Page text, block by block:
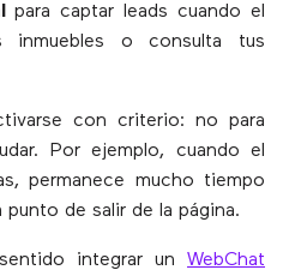
para captar leads cuando el
inmuebles o consulta tus
con criterio: no para
Por ejemplo, cuando el
permanece mucho tiempo
de salir de la página.
integrar un WebChat